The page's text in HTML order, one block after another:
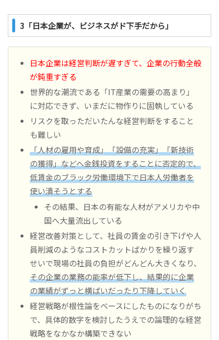
3「日本企業が、ビジネスがド下手だから」
日本企業は経営判断が遅すぎて、企業の行動全般
が鈍重すぎる
世界的な潮流である「IT産業の需要の高まり」
に対応できず、いまだに物作りに固執している
リスクを取っただいたんな経営判断をすること
も難しい
「人材の雇用や育成」「設備の充実」「新技術
の獲得」などへ金銭投資をすることに否定的で、
低賃金のブラック労働環境下で日本人労働者を
使い潰そうとする
その結果、日本の有能な人材がアメリカや中
国へ大量流出している
経営改善対策として、社員の賃金の引き下げや人
員削減のようなコストカットばかりを繰り返す
せいで現場の社員の負担がどんどん大きくなり、
その企業の業務の能率が低下し、結果的に企業
の業績がずっと横ばいだったり下降していく
経営戦略が根性論をベースにしたものになりがち
で、具体的数字を検討したうえでの論理的な経営
戦略をなかなか構築できない